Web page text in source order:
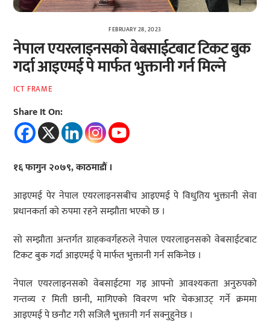
FEBRUARY 28, 2023
नेपाल एयरलाइनसको वेबसाईटबाट टिकट बुक
गर्दा आइएमई पे मार्फत भुक्तानी गर्न मिल्ने
ICT FRAME
Share It On:
१६ फागुन २०७९, काठमाडौं ।
आइएमई पेर नेपाल एयरलाइनसबीच आइएमई पे विधुतिय भुक्तानी सेवा
प्रधानकर्ता को रुपमा रहने सम्झौता भएको छ ।
सो सम्झौता अन्तर्गत ग्राहकवर्गहरुले नेपाल एयरलाइनसको वेबसाईटबाट
टिकट बुक गर्दा आइएमई पे मार्फत भुक्तानी गर्न सकिनेछ ।
नेपाल एयरलाइनसको वेबसाईटमा गइ आफ्नो आवश्यकता अनुरुपको
गन्तव्य र मिती छानी, मागिएको विवरण भरि चेकआउट् गर्ने क्रममा
आइएमई पे छनौट गरी सजिलै भुक्तानी गर्न सक्नुहुनेछ ।